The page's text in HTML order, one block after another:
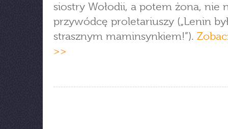
siostry Wołodii, a potem żona, nie
przywódcę proletariuszy („Lenin
strasznym maminsynkiem!”).
>>